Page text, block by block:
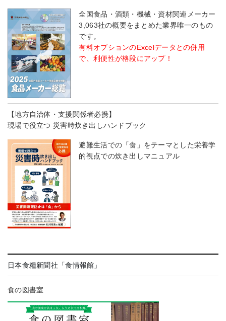
全国食品・酒類・機械・資材関連メーカー
3,063社の概要をまとめた業界唯一のもの
です。
有料オプションのExcelデータとの併用
で、利便性が格段にアップ！
【地方自治体・支援関係者必携】
現場で役立つ 災害時炊き出しハンドブック
避難生活での「食」をテーマとした栄養学
的視点での炊き出しマニュアル
日本食糧新聞社「食情報館」
食の図書室